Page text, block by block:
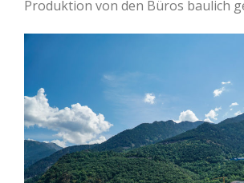
Produktion von den Büros baulich